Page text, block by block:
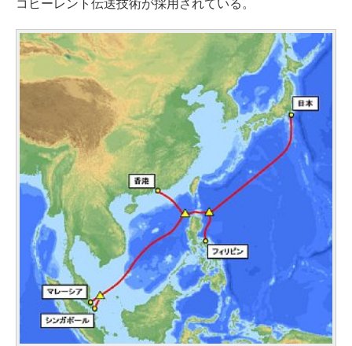
コヒーレント伝送技術が採用されている。